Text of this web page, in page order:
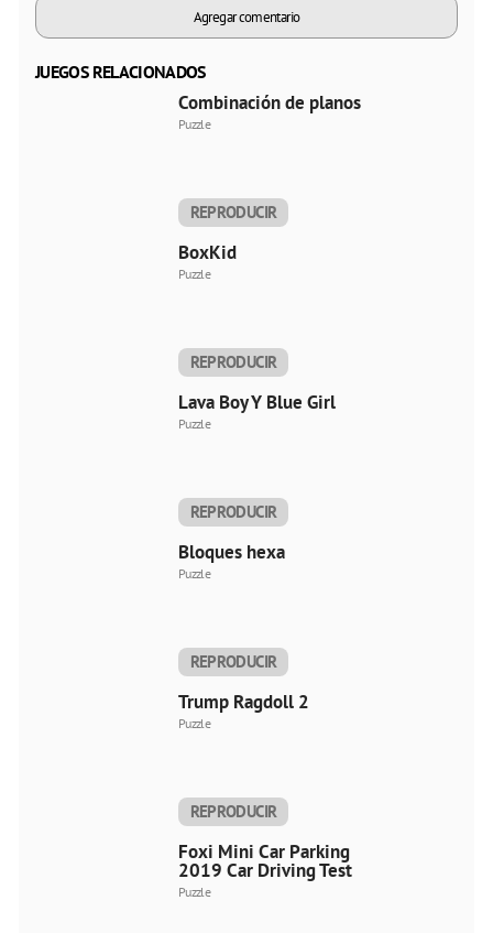
Agregar comentario
JUEGOS RELACIONADOS
Combinación de planos
Puzzle
REPRODUCIR
BoxKid
Puzzle
REPRODUCIR
Lava Boy Y Blue Girl
Puzzle
REPRODUCIR
Bloques hexa
Puzzle
REPRODUCIR
Trump Ragdoll 2
Puzzle
REPRODUCIR
Foxi Mini Car Parking
2019 Car Driving Test
Puzzle